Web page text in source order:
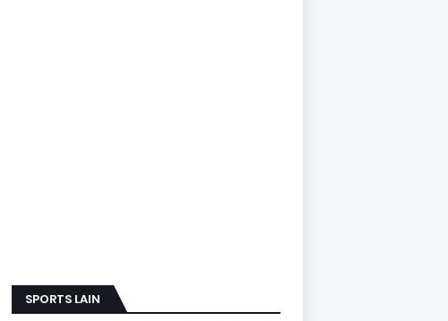
SPORTS LAIN